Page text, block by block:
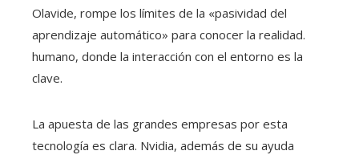
Olavide, rompe los límites de la «pasividad del
aprendizaje automático» para conocer la realidad.
humano, donde la interacción con el entorno es la
clave.
La apuesta de las grandes empresas por esta
tecnología es clara. Nvidia, además de su ayuda